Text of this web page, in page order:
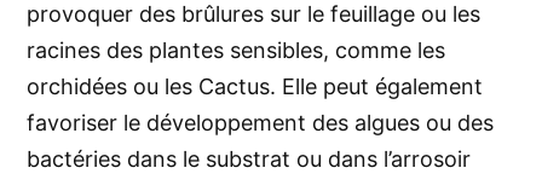
provoquer des brûlures sur le feuillage ou les
racines des plantes sensibles, comme les
orchidées ou les Cactus. Elle peut également
favoriser le développement des algues ou des
bactéries dans le substrat ou dans l’arrosoir